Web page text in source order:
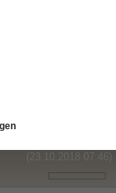
das aber als
(23.10.2018 07:46)